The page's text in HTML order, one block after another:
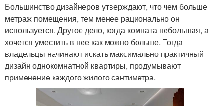
Большинство дизайнеров утверждают, что чем больше
метраж помещения, тем менее рационально он
используется. Другое дело, когда комната небольшая, а
хочется уместить в нее как можно больше. Тогда
владельцы начинают искать максимально практичный
дизайн однокомнатной квартиры, продумывают
применение каждого жилого сантиметра.